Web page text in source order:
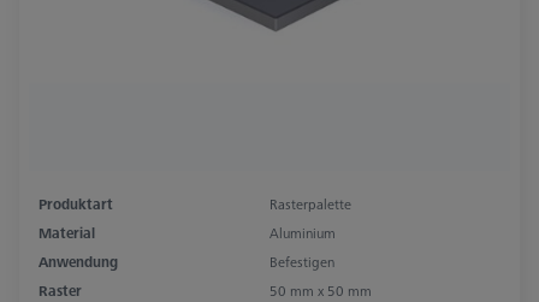
Produktart
Rasterpalette
Material
Aluminium
Anwendung
Befestigen
Raster
50 mm x 50 mm